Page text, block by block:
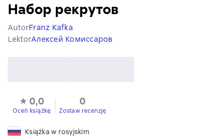
Набор рекрутов
AutorFranz Kafka
LektorАлексей Комиссаров
0,0
Oceń książkę
0
Zostaw recenzję
Książka w rosyjskim